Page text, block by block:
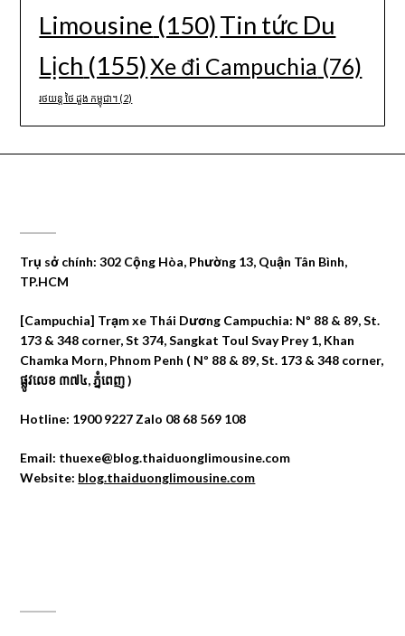
Limousine (150)Tin tức Du
Lịch (155)Xe đi Campuchia (76)
រថយន្ត ថៃ ដួង កម្ពុជា។ (2)
Trụ sở chính: 302 Cộng Hòa, Phường 13, Quận Tân Bình,
TP.HCM
[Campuchia] Trạm xe Thái Dương Campuchia: Nº 88 & 89, St.
173 & 348 corner, St 374, Sangkat Toul Svay Prey 1, Khan
Chamka Morn, Phnom Penh ( Nº 88 & 89, St. 173 & 348 corner,
ផ្លូវលេខ ៣៧៤, ភ្នំពេញ )
Hotline: 1900 9227 Zalo 08 68 569 108
Email: thuexe@blog.thaiduonglimousine.com
Website: blog.thaiduonglimousine.com